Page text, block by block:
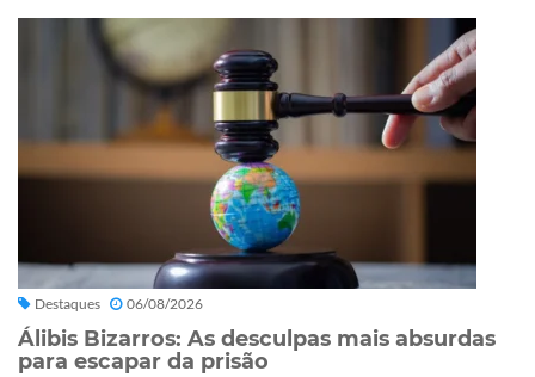
Destaques 06/08/2026
Álibis Bizarros: As desculpas mais absurdas
para escapar da prisão